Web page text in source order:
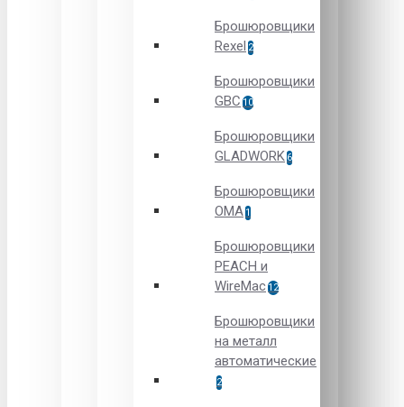
Брошюровщики
Rexel 2
Брошюровщики
GBC 10
Брошюровщики
GLADWORK 6
Брошюровщики
OMA 1
Брошюровщики
PEACH и
WireMac 12
Брошюровщики
на металл
автоматические
2